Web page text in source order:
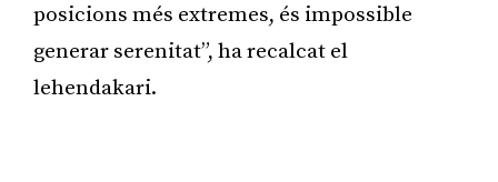
posicions més extremes, és impossible
generar serenitat”, ha recalcat el
lehendakari.